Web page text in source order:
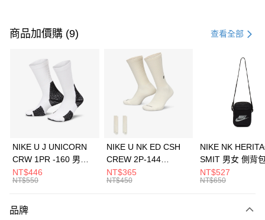
信用卡一次付款
3 期 0 利率 每期 21家銀行
合作金庫商業銀行
第一商業銀行
華南商業銀行
彰化商業銀行
上海商業儲蓄銀行
元大商業銀行
台灣樂天信用卡公司
Apple Pay
全盈+PAY
AFTEE先享後付
【關於「AFTEE先享後付」】
商品加價購 (9) 查看全部
NIKE U J UNICORN
CRW 1PR -160 男女
中統襪 FZ3393100
NT$446
NT$550
NIKE U NK ED CSH
CREW 2P-144
EMBRDY 男女 短統襪
FZ3073133
NT$365
NT$450
NIKE NK
SMIT 男女 側背
BA5871010
NT$527
NT$650
品牌